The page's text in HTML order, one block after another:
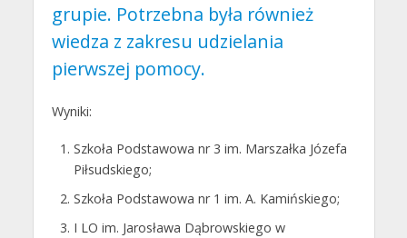
grupie. Potrzebna była również
wiedza z zakresu udzielania
pierwszej pomocy.
Wyniki:
Szkoła Podstawowa nr 3 im. Marszałka Józefa
Piłsudskiego;
Szkoła Podstawowa nr 1 im. A. Kamińskiego;
I LO im. Jarosława Dąbrowskiego w